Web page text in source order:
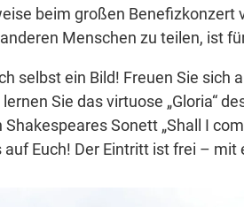
beim großen Benefizkonzert
Menschen zu teilen, ist
selbst ein Bild! Freuen Sie sich
Sie das virtuose „Gloria“
Sonett „Shall I
auf Euch! Der Eintritt ist frei –